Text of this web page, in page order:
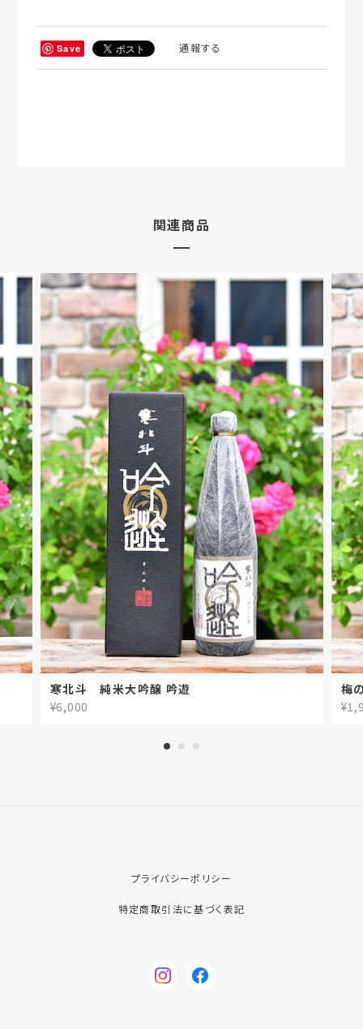
Save 通報する
関連商品
寒北斗 純米大吟醸 吟遊
¥6,000
梅
プライバシーポリシー
特定商取引法に基づく表記